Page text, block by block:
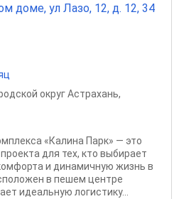
доме, ул Лазо, 12, д. 12, 34
округ Астрахань,
«Калина Парк» — это
для тех, кто выбирает
и динамичную жизнь в
в пешем центре
идеальную логистику...